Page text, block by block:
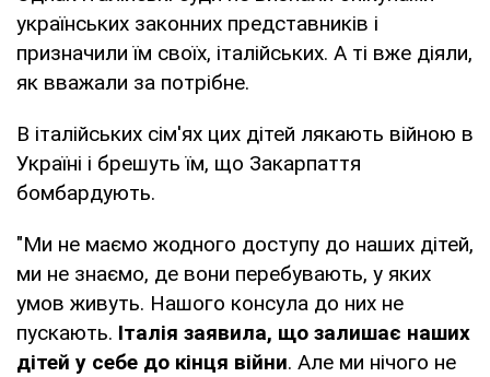
українських законних представників і
призначили їм своїх, італійських. А ті вже діяли,
як вважали за потрібне.
В італійських сім'ях цих дітей лякають війною в
Україні і брешуть їм, що Закарпаття
бомбардують.
"Ми не маємо жодного доступу до наших дітей,
ми не знаємо, де вони перебувають, у яких
умов живуть. Нашого консула до них не
пускають. Італія заявила, що залишає наших
дітей у себе до кінця війни. Але ми нічого не